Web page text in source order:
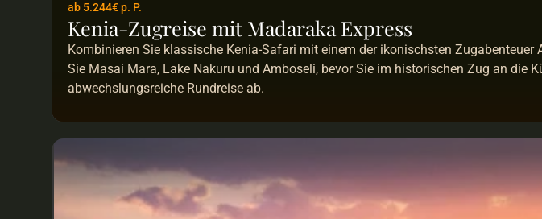
ab 5.244€ p. P.
Kenia-Zugreise mit Madaraka Express
Kombinieren Sie klassische Kenia-Safari mit einem der ikonischsten
Sie Masai Mara, Lake Nakuru und Amboseli, bevor Sie im historischen Zug an die
abwechslungsreiche Rundreise ab.